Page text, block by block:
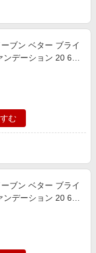
ブン ベター ブライ
ンデーション 20 62
む
ブン ベター ブライ
ンデーション 20 64